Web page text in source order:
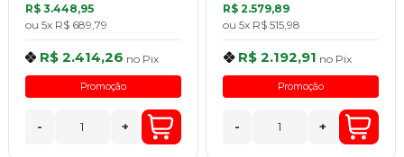
R$ 3.448,95
ou 5x R$ 689,79
R$ 2.414,26 no Pix
Promoção
- +
R$ 2.579,89
ou 5x R$ 515,98
R$ 2.192,91 no Pix
Promoção
- +